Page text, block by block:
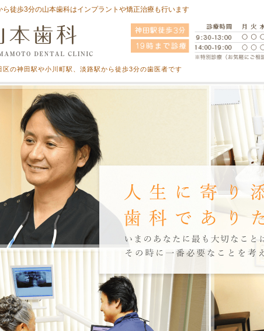
ら徒歩3分の山本歯科はインプラントや矯正治療も行います
区の神田駅や小川町駅、淡路駅から徒歩3分の歯医者です